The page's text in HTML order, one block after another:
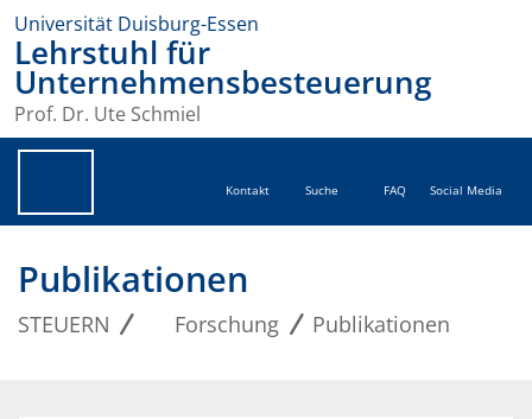
Universität Duisburg-Essen
Lehrstuhl für
Unternehmensbesteuerung
Prof. Dr. Ute Schmiel
Kontakt Suche FAQ Social Media
Publikationen
STEUERN Forschung Publikationen